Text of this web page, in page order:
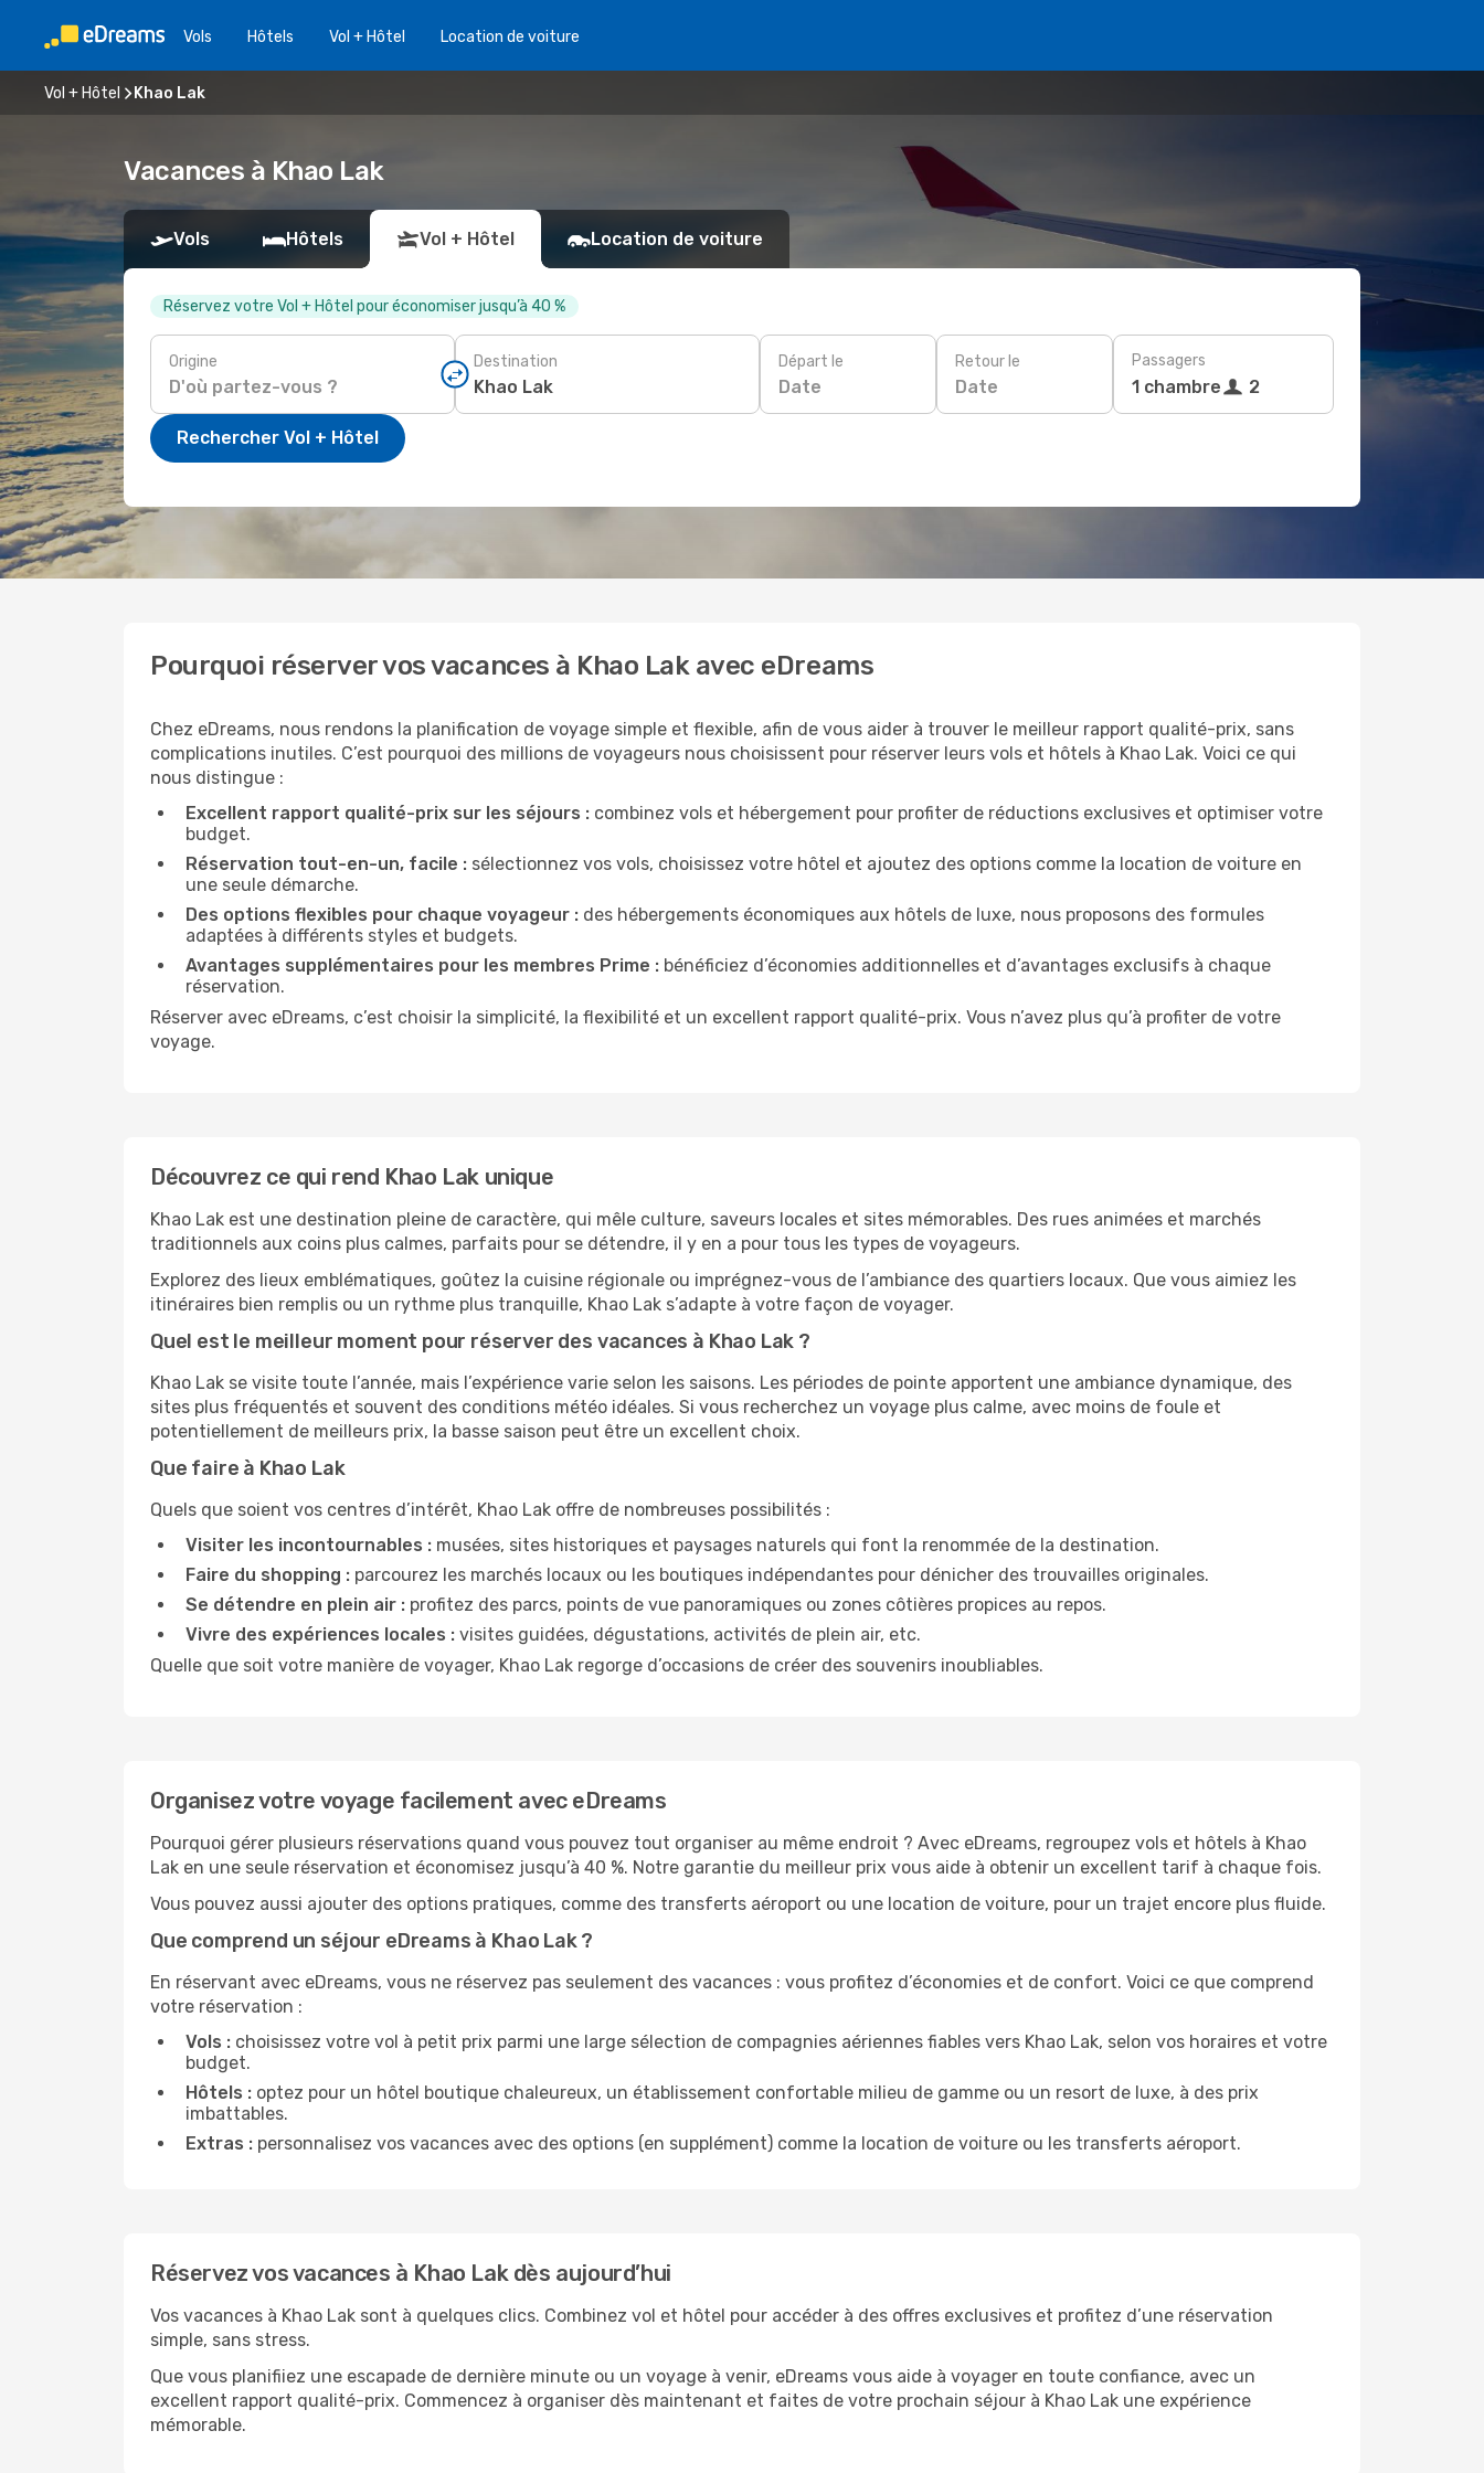
Vols Hôtels Vol + Hôtel Location de voiture
Vol + Hôtel Khao Lak
Vacances à Khao Lak
Vols Hôtels Vol + Hôtel Location de voiture
Réservez votre Vol + Hôtel pour économiser jusqu’à 40 %
Origine Destination Départ le
Date
Retour le
Date
Passagers
1 chambre 2
Rechercher Vol + Hôtel
Pourquoi réserver vos vacances à Khao Lak avec eDreams
Chez eDreams, nous rendons la planification de voyage simple et flexible, afin de vous aider à trouver le meilleur rapport qualité-prix, sans
complications inutiles. C’est pourquoi des millions de voyageurs nous choisissent pour réserver leurs vols et hôtels à Khao Lak. Voici ce qui
nous distingue :
Excellent rapport qualité-prix sur les séjours : combinez vols et hébergement pour profiter de réductions exclusives et optimiser votre
budget.
Réservation tout-en-un, facile : sélectionnez vos vols, choisissez votre hôtel et ajoutez des options comme la location de voiture en
une seule démarche.
Des options flexibles pour chaque voyageur : des hébergements économiques aux hôtels de luxe, nous proposons des formules
adaptées à différents styles et budgets.
Avantages supplémentaires pour les membres Prime : bénéficiez d’économies additionnelles et d’avantages exclusifs à chaque
réservation.
Réserver avec eDreams, c’est choisir la simplicité, la flexibilité et un excellent rapport qualité-prix. Vous n’avez plus qu’à profiter de votre
voyage.
Découvrez ce qui rend Khao Lak unique
Khao Lak est une destination pleine de caractère, qui mêle culture, saveurs locales et sites mémorables. Des rues animées et marchés
traditionnels aux coins plus calmes, parfaits pour se détendre, il y en a pour tous les types de voyageurs.
Explorez des lieux emblématiques, goûtez la cuisine régionale ou imprégnez-vous de l’ambiance des quartiers locaux. Que vous aimiez les
itinéraires bien remplis ou un rythme plus tranquille, Khao Lak s’adapte à votre façon de voyager.
Quel est le meilleur moment pour réserver des vacances à Khao Lak ?
Khao Lak se visite toute l’année, mais l’expérience varie selon les saisons. Les périodes de pointe apportent une ambiance dynamique, des
sites plus fréquentés et souvent des conditions météo idéales. Si vous recherchez un voyage plus calme, avec moins de foule et
potentiellement de meilleurs prix, la basse saison peut être un excellent choix.
Que faire à Khao Lak
Quels que soient vos centres d’intérêt, Khao Lak offre de nombreuses possibilités :
Visiter les incontournables : musées, sites historiques et paysages naturels qui font la renommée de la destination.
Faire du shopping : parcourez les marchés locaux ou les boutiques indépendantes pour dénicher des trouvailles originales.
Se détendre en plein air : profitez des parcs, points de vue panoramiques ou zones côtières propices au repos.
Vivre des expériences locales : visites guidées, dégustations, activités de plein air, etc.
Quelle que soit votre manière de voyager, Khao Lak regorge d’occasions de créer des souvenirs inoubliables.
Organisez votre voyage facilement avec eDreams
Pourquoi gérer plusieurs réservations quand vous pouvez tout organiser au même endroit ? Avec eDreams, regroupez vols et hôtels à Khao
Lak en une seule réservation et économisez jusqu’à 40 %. Notre garantie du meilleur prix vous aide à obtenir un excellent tarif à chaque fois.
Vous pouvez aussi ajouter des options pratiques, comme des transferts aéroport ou une location de voiture, pour un trajet encore plus fluide.
Que comprend un séjour eDreams à Khao Lak ?
En réservant avec eDreams, vous ne réservez pas seulement des vacances : vous profitez d’économies et de confort. Voici ce que comprend
votre réservation :
Vols : choisissez votre vol à petit prix parmi une large sélection de compagnies aériennes fiables vers Khao Lak, selon vos horaires et votre
budget.
Hôtels : optez pour un hôtel boutique chaleureux, un établissement confortable milieu de gamme ou un resort de luxe, à des prix
imbattables.
Extras : personnalisez vos vacances avec des options (en supplément) comme la location de voiture ou les transferts aéroport.
Réservez vos vacances à Khao Lak dès aujourd’hui
Vos vacances à Khao Lak sont à quelques clics. Combinez vol et hôtel pour accéder à des offres exclusives et profitez d’une réservation
simple, sans stress.
Que vous planifiiez une escapade de dernière minute ou un voyage à venir, eDreams vous aide à voyager en toute confiance, avec un
excellent rapport qualité-prix. Commencez à organiser dès maintenant et faites de votre prochain séjour à Khao Lak une expérience
mémorable.